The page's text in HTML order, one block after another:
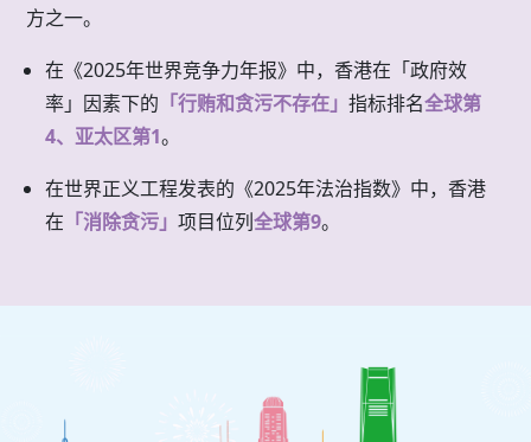
方之一。
在《2025年世界竞争力年报》中，香港在「政府效
率」因素下的 「行贿和贪污不存在」指标排名全球第
4、亚太区第1。
在世界正义工程发表的《2025年法治指数》中，香港
在 「消除贪污」项目位列全球第9。